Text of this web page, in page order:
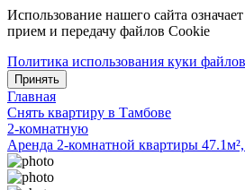
Использование нашего сайта
прием и передачу файлов Cookie
Политика использования куки файлов
Принять
Главная
Снять квартиру в Тамбове
2-комнатную
Аренда 2-комнатной квартиры